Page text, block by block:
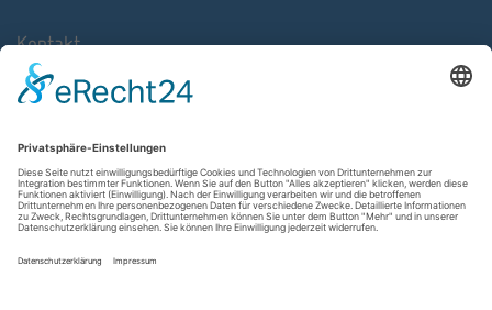
Kontakt
Atlantische Akademie Rheinland-Pfalz e.V.
67657 Kaiserslautern
FON 0631 36610-0
FAX 0631 36610-15